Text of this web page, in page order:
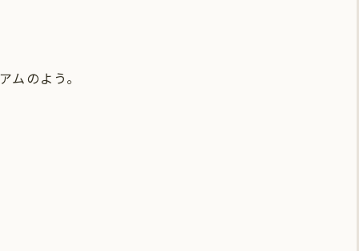
のよう。